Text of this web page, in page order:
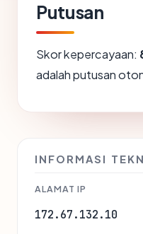
Putusan
Skor kepercayaan:
adalah putusan
INFORMASI
ALAMAT IP
172.67.132.10